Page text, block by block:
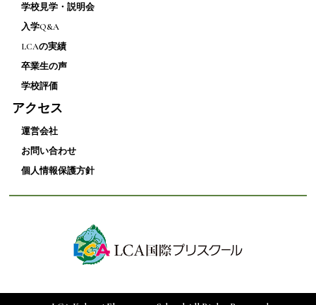
学校見学・説明会
入学Q&A
LCAの実績
卒業生の声
学校評価
アクセス
運営会社
お問い合わせ
個人情報保護方針